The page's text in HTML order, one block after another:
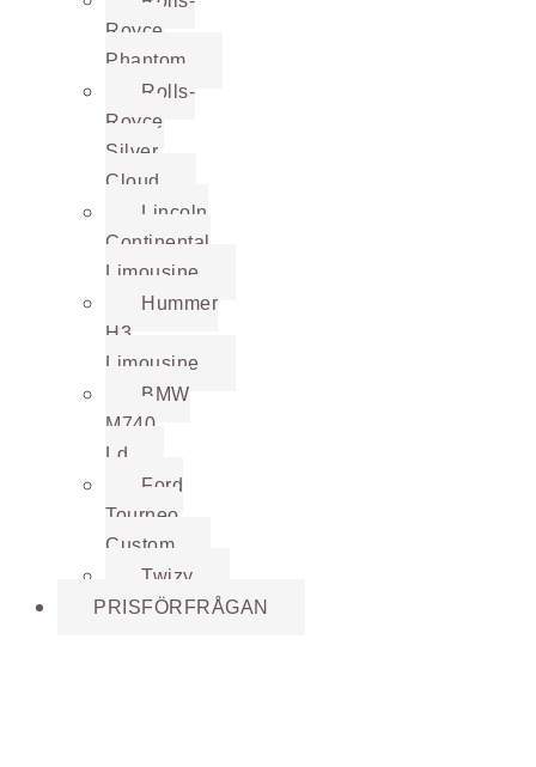
Royce
Phantom
Rolls-
Royce
Silver
Cloud
Lincoln
Continental
Limousine
Hummer
H3
Limousine
BMW
M740
Ld
Ford
Tourneo
Custom
Twizy
PRISFÖRFRÅGAN